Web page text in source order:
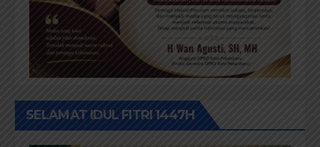
SELAMAT IDUL FITRI 1447H